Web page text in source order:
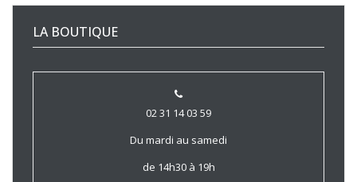
LA BOUTIQUE
02 31 14 03 59
Du mardi au samedi
de 14h30 à 19h